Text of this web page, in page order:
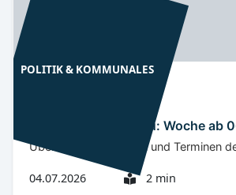
POLITIK & KOMMUNALES
OSL-Terminvorschau: Woche ab
Überblick zu Auftritten und Terminen
04.07.2026 2 min